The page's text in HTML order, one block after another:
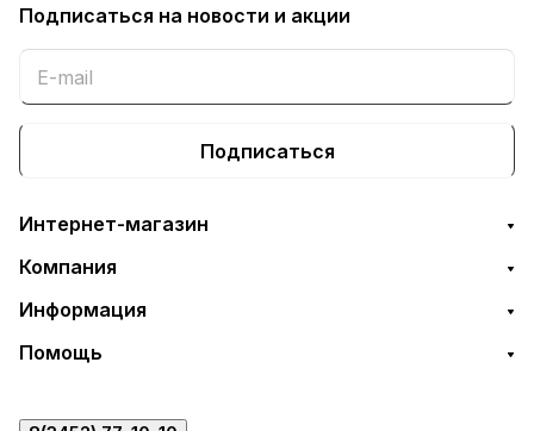
Подписаться на новости и акции
Подписаться
Интернет-магазин
Компания
Информация
Помощь